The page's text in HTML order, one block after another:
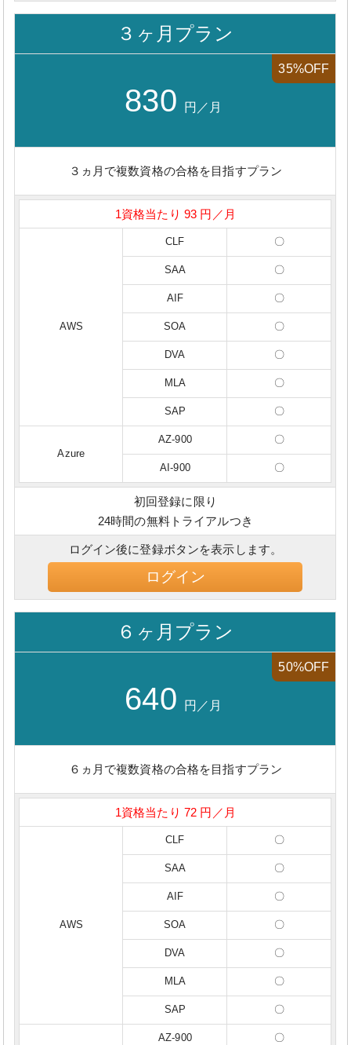
３ヶ月プラン
35%OFF
830 円／月
３ヵ月で複数資格の合格を目指すプラン
1資格当たり 93 円／月
AWS
CLF 〇
SAA 〇
AIF 〇
SOA 〇
DVA 〇
MLA 〇
SAP 〇
Azure
AZ-900 〇
AI-900 〇
初回登録に限り
24時間の無料トライアルつき
ログイン後に登録ボタンを表示します。
ログイン
６ヶ月プラン
50%OFF
640 円／月
６ヵ月で複数資格の合格を目指すプラン
1資格当たり 72 円／月
AWS
CLF 〇
SAA 〇
AIF 〇
SOA 〇
DVA 〇
MLA 〇
SAP 〇
AZ-900 〇